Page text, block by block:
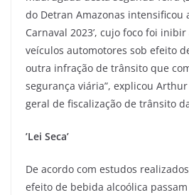
do Detran Amazonas intensificou
Carnaval 2023’, cujo foco foi
veículos automotores sob efeito
outra infração de trânsito que
segurança viária”, explicou
geral de fiscalização de trânsito
’Lei Seca’
De acordo com estudos
efeito de bebida alcoólica